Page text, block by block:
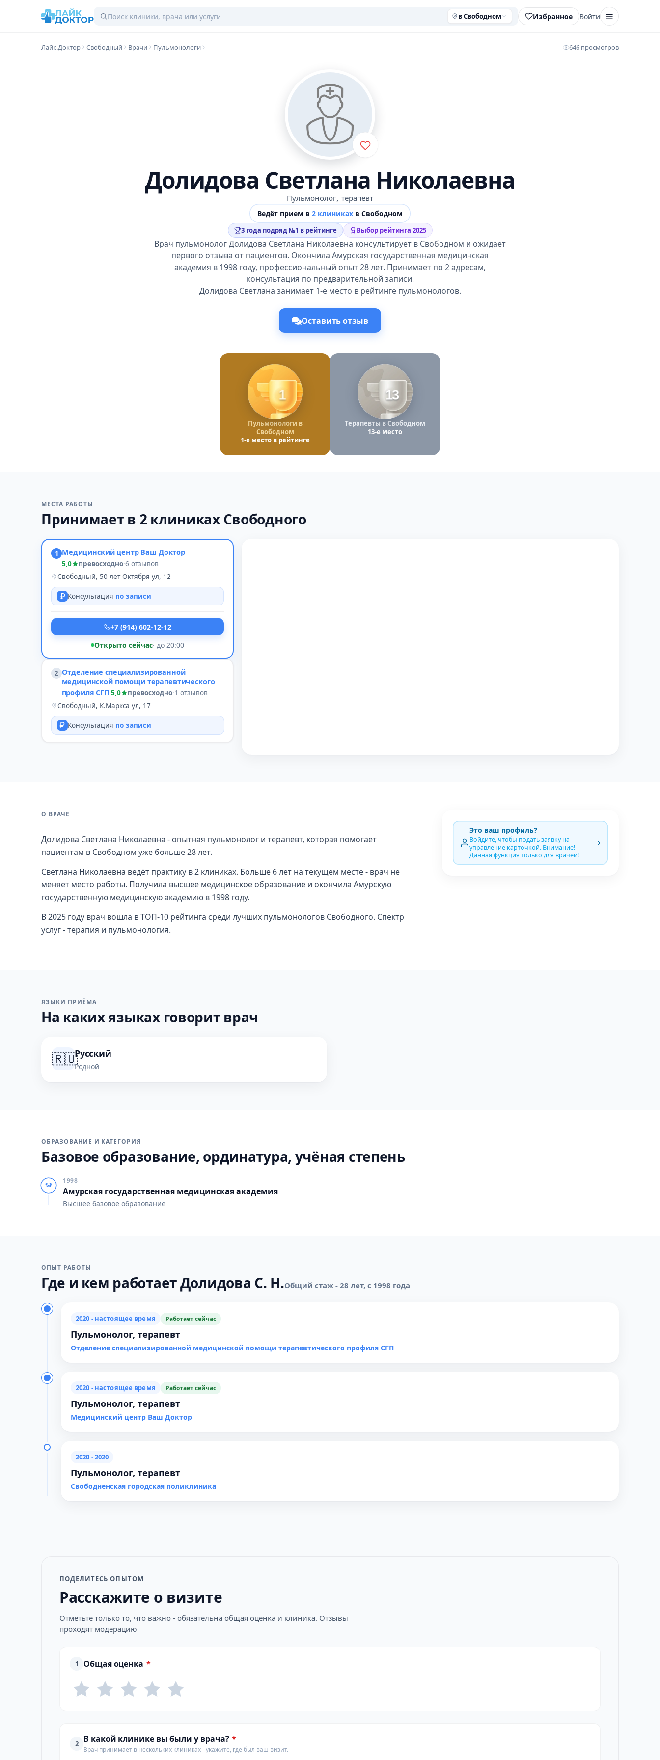
в Свободном Избранное Войти
Лайк.Доктор Свободный Врачи Пульмонологи 646 просмотров
Долидова Светлана Николаевна
Пульмонолог, терапевт
Ведёт прием в 2 клиниках в Свободном
3 года подряд №1 в рейтинге Выбор рейтинга 2025
Врач пульмонолог Долидова Светлана Николаевна консультирует в Свободном и ожидает
первого отзыва от пациентов. Окончила Амурская государственная медицинская
академия в 1998 году, профессиональный опыт 28 лет. Принимает по 2 адресам,
консультация по предварительной записи.
Долидова Светлана занимает 1-е место в рейтинге пульмонологов.
Оставить отзыв
1
Пульмонологи в
Свободном
1-е место в рейтинге
13
Терапевты в Свободном
13-е место
МЕСТА РАБОТЫ
Принимает в 2 клиниках Свободного
1 Медицинский центр Ваш Доктор
5,0 превосходно·6 отзывов
Свободный, 50 лет Октября ул, 12
Консультация по записи
+7 (914) 602-12-12
Открыто сейчас· до 20:00
2 Отделение специализированной
медицинской помощи терапевтического
профиля СГП 5,0 превосходно·1 отзывов
Свободный, К.Маркса ул, 17
Консультация по записи
О ВРАЧЕ
Долидова Светлана Николаевна - опытная пульмонолог и терапевт, которая помогает
пациентам в Свободном уже больше 28 лет.
Светлана Николаевна ведёт практику в 2 клиниках. Больше 6 лет на текущем месте - врач не
меняет место работы. Получила высшее медицинское образование и окончила Амурскую
государственную медицинскую академию в 1998 году.
В 2025 году врач вошла в ТОП-10 рейтинга среди лучших пульмонологов Свободного. Спектр
услуг - терапия и пульмонология.
Это ваш профиль?
Войдите, чтобы подать заявку на
управление карточкой. Внимание!
Данная функция только для врачей!
ЯЗЫКИ ПРИЁМА
На каких языках говорит врач
🇷🇺Русский
Родной
ОБРАЗОВАНИЕ И КАТЕГОРИЯ
Базовое образование, ординатура, учёная степень
1998
Амурская государственная медицинская академия
Высшее базовое образование
ОПЫТ РАБОТЫ
Где и кем работает Долидова С. Н.Общий стаж - 28 лет, с 1998 года
2020 - настоящее время Работает сейчас
Пульмонолог, терапевт
Отделение специализированной медицинской помощи терапевтического профиля СГП
2020 - настоящее время Работает сейчас
Пульмонолог, терапевт
Медицинский центр Ваш Доктор
2020 - 2020
Пульмонолог, терапевт
Свободненская городская поликлиника
ПОДЕЛИТЕСЬ ОПЫТОМ
Расскажите о визите
Отметьте только то, что важно - обязательна общая оценка и клиника. Отзывы
проходят модерацию.
1 Общая оценка *
2 В какой клинике вы были у врача? *
Врач принимает в нескольких клиниках - укажите, где был ваш визит.